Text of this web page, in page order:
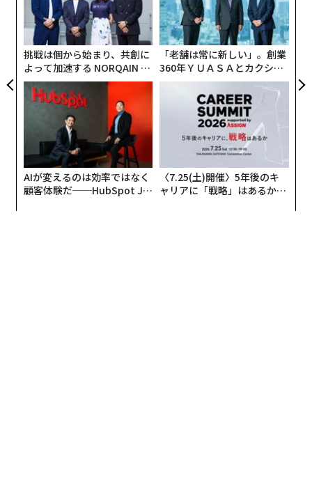
挑戦は個から始まり、共創に
よって加速する NORQAIN JA
PAN 特別座談会
「老舗は常に新しい」。創業
360年ＹＵＡＳＡとカクシン
CEO田尻望が語る、AIを超え
る人の価値
AIが変えるのは効率ではなく
顧客体験だ──HubSpot Ja
〈7.25(土)開催〉5年後のキ
ャリアに「戦略」はあるか。